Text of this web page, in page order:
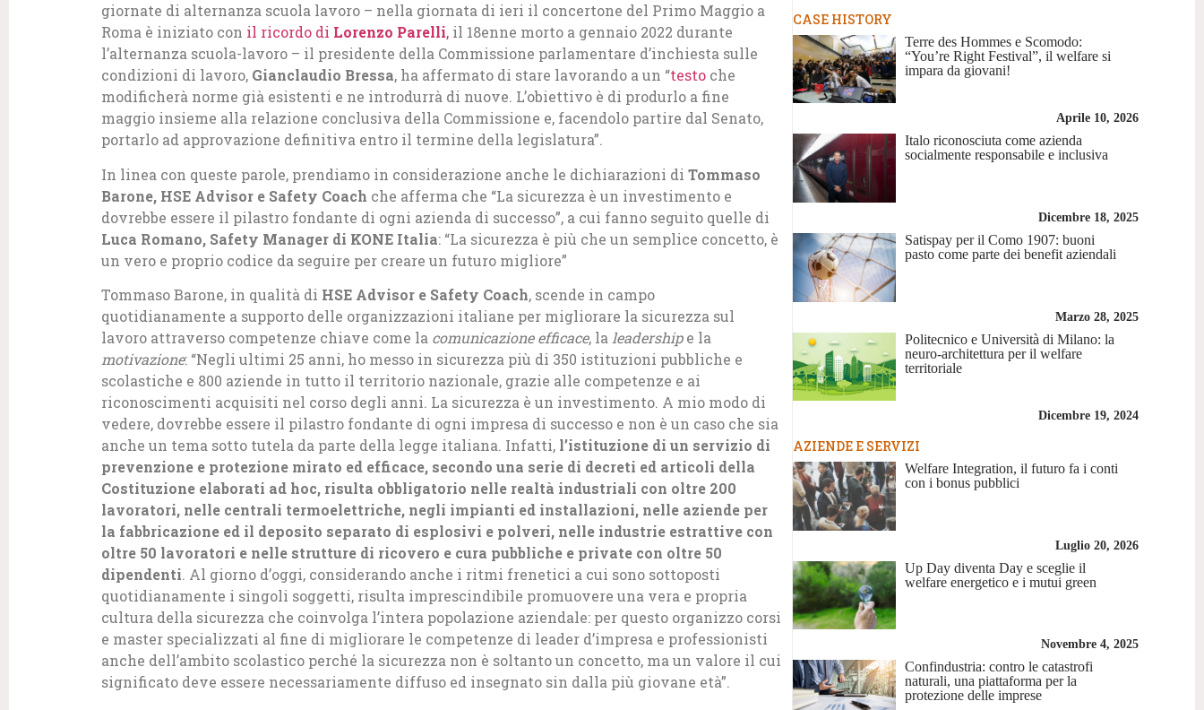
giornate di alternanza scuola lavoro – nella giornata di ieri il concertone del Primo Maggio a
Roma è iniziato con il ricordo di Lorenzo Parelli, il 18enne morto a gennaio 2022 durante
l’alternanza scuola-lavoro – il presidente della Commissione parlamentare d’inchiesta sulle
condizioni di lavoro, Gianclaudio Bressa, ha affermato di stare lavorando a un “testo che
modificherà norme già esistenti e ne introdurrà di nuove. L’obiettivo è di produrlo a fine
maggio insieme alla relazione conclusiva della Commissione e, facendolo partire dal Senato,
portarlo ad approvazione definitiva entro il termine della legislatura”.
In linea con queste parole, prendiamo in considerazione anche le dichiarazioni di Tommaso
Barone, HSE Advisor e Safety Coach che afferma che “La sicurezza è un investimento e
dovrebbe essere il pilastro fondante di ogni azienda di successo”, a cui fanno seguito quelle di
Luca Romano, Safety Manager di KONE Italia: “La sicurezza è più che un semplice concetto, è
un vero e proprio codice da seguire per creare un futuro migliore”
Tommaso Barone, in qualità di HSE Advisor e Safety Coach, scende in campo
quotidianamente a supporto delle organizzazioni italiane per migliorare la sicurezza sul
lavoro attraverso competenze chiave come la comunicazione efficace, la leadershipe la
motivazione: “Negli ultimi 25 anni, ho messo in sicurezza più di 350 istituzioni pubbliche e
scolastiche e 800 aziende in tutto il territorio nazionale, grazie alle competenze e ai
riconoscimenti acquisiti nel corso degli anni. La sicurezza è un investimento. A mio modo di
vedere, dovrebbe essere il pilastro fondante di ogni impresa di successo e non è un caso che sia
anche un tema sotto tutela da parte della legge italiana. Infatti, l’istituzione di un servizio di
prevenzione e protezione mirato ed efficace, secondo una serie di decreti ed articoli della
Costituzione elaborati ad hoc, risulta obbligatorio nelle realtà industriali con oltre 200
lavoratori, nelle centrali termoelettriche, negli impianti ed installazioni, nelle aziende per
la fabbricazione ed il deposito separato di esplosivi e polveri, nelle industrie estrattive con
oltre 50 lavoratori e nelle strutture di ricovero e cura pubbliche e private con oltre 50
dipendenti. Al giorno d’oggi, considerando anche i ritmi frenetici a cui sono sottoposti
quotidianamente i singoli soggetti, risulta imprescindibile promuovere una vera e propria
cultura della sicurezza che coinvolga l’intera popolazione aziendale: per questo organizzo corsi
e master specializzati al fine di migliorare le competenze di leader d’impresa e professionisti
anche dell’ambito scolastico perché la sicurezza non è soltanto un concetto, ma un valore il cui
significato deve essere necessariamente diffuso ed insegnato sin dalla più giovane età”.
CASE HISTORY
Terre des Hommes e Scomodo:
“You’re Right Festival”, il welfare si
impara da giovani!
Aprile 10, 2026
Italo riconosciuta come azienda
socialmente responsabile e inclusiva
Dicembre 18, 2025
Satispay per il Como 1907: buoni
pasto come parte dei benefit aziendali
Marzo 28, 2025
Politecnico e Università di Milano: la
neuro-architettura per il welfare
territoriale
Dicembre 19, 2024
AZIENDE E SERVIZI
Welfare Integration, il futuro fa i conti
con i bonus pubblici
Luglio 20, 2026
Up Day diventa Day e sceglie il
welfare energetico e i mutui green
Novembre 4, 2025
Confindustria: contro le catastrofi
naturali, una piattaforma per la
protezione delle imprese